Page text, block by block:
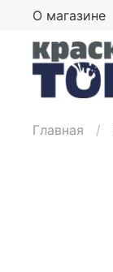
О магазине
Главная